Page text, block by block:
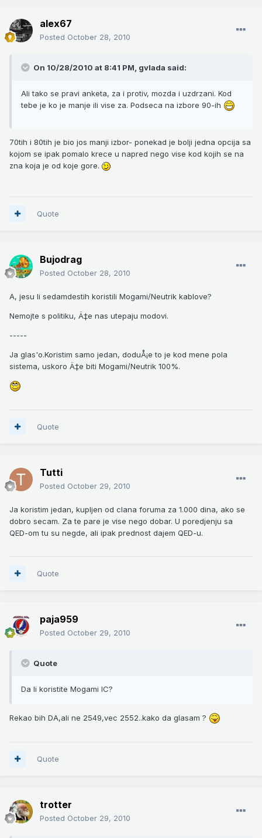
alex67
Posted October 28, 2010
On 10/28/2010 at 8:41 PM, gvlada said:
Ali tako se pravi anketa, za i protiv, mozda i uzdrzani. Kod
tebe je ko je manje ili vise za. Podseca na izbore 90-ih
70tih i 80tih je bio jos manji izbor- ponekad je bolji jedna opcija sa
kojom se ipak pomalo krece u napred nego vise kod kojih se na
zna koja je od koje gore.
Quote
Bujodrag
Posted October 28, 2010
A, jesu li sedamdestih koristili Mogami/Neutrik kablove?
Nemojte s politiku, Ä‡e nas utepaju modovi.
-----
Ja glas'o.Koristim samo jedan, doduÅ¡e to je kod mene pola
sistema, uskoro Ä‡e biti Mogami/Neutrik 100%.
Quote
Tutti
Posted October 29, 2010
Ja koristim jedan, kupljen od clana foruma za 1.000 dina, ako se
dobro secam. Za te pare je vise nego dobar. U poredjenju sa
QED-om tu su negde, ali ipak prednost dajem QED-u.
Quote
paja959
Posted October 29, 2010
Quote
Da li koristite Mogami IC?
Rekao bih DA,ali ne 2549,vec 2552..kako da glasam ?
Quote
trotter
Posted October 29, 2010